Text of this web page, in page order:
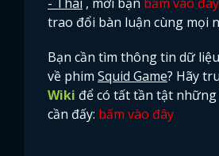
FACEBOOK
- Thái , mời bạn bấm vào đây
trao đổi bàn luận cùng mọi
Bạn cần tìm thông tin dữ
về phim Squid Game? Hãy
Wiki để có tất tần tật
cần đấy: bấm vào đây